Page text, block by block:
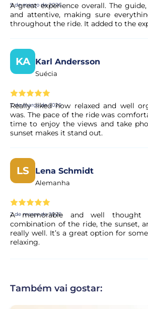
9 de março de 2026
A great experience overall. The
and attentive, making sure
throughout the ride. It added to the
KA Karl Andersson
Suécia
7 de março de 2026
Really liked how relaxed and well
was. The pace of the ride was
time to enjoy the views and take
sunset makes it stand out.
LS Lena Schmidt
Alemanha
2 de março de 2026
A memorable and well thought
combination of the ride, the sunset,
really well. It’s a great option for
relaxing.
Também vai gostar: